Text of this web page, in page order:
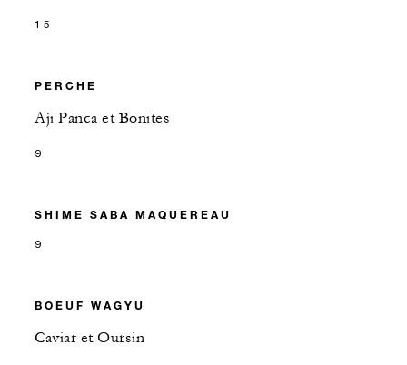
15
PERCHE
Aji Panca et Bonites
9
SHIME SABA MAQUEREAU
9
BOEUF WAGYU
Caviar et Oursin